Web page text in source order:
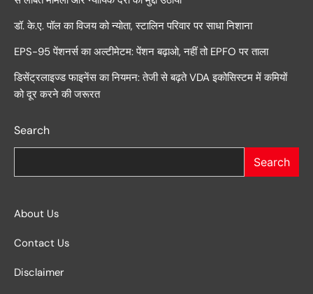
डॉ. के.ए. पॉल का विजय को न्योता, स्टालिन परिवार पर साधा निशाना
EPS-95 पेंशनर्स का अल्टीमेटम: पेंशन बढ़ाओ, नहीं तो EPFO पर ताला
डिसेंट्रलाइज्ड फाइनेंस का नियमन: तेजी से बढ़ते VDA इकोसिस्टम में कमियों
को दूर करने की जरूरत
Search
Search
About Us
Contact Us
Disclaimer